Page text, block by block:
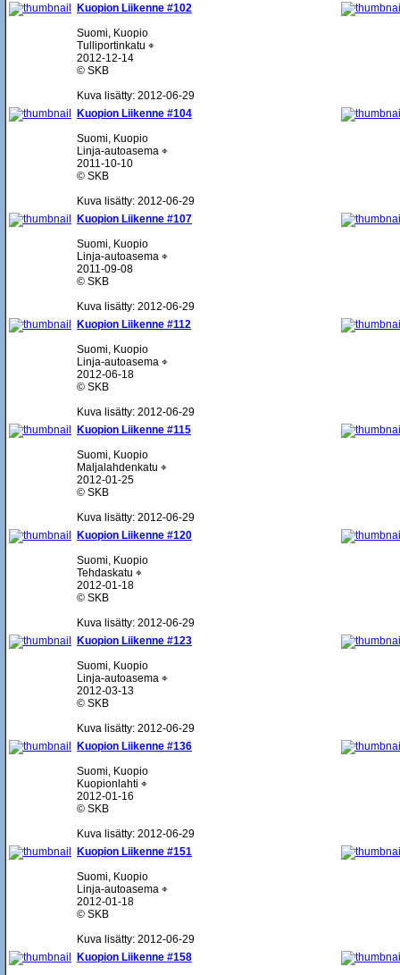
Kuopion Liikenne #102
Suomi, Kuopio
Tulliportinkatu ⌖
2012-12-14
© SKB
Kuva lisätty: 2012-06-29
Kuopion Liikenne #104
Suomi, Kuopio
Linja-autoasema ⌖
2011-10-10
© SKB
Kuva lisätty: 2012-06-29
Kuopion Liikenne #107
Suomi, Kuopio
Linja-autoasema ⌖
2011-09-08
© SKB
Kuva lisätty: 2012-06-29
Kuopion Liikenne #112
Suomi, Kuopio
Linja-autoasema ⌖
2012-06-18
© SKB
Kuva lisätty: 2012-06-29
Kuopion Liikenne #115
Suomi, Kuopio
Maljalahdenkatu ⌖
2012-01-25
© SKB
Kuva lisätty: 2012-06-29
Kuopion Liikenne #120
Suomi, Kuopio
Tehdaskatu ⌖
2012-01-18
© SKB
Kuva lisätty: 2012-06-29
Kuopion Liikenne #123
Suomi, Kuopio
Linja-autoasema ⌖
2012-03-13
© SKB
Kuva lisätty: 2012-06-29
Kuopion Liikenne #136
Suomi, Kuopio
Kuopionlahti ⌖
2012-01-16
© SKB
Kuva lisätty: 2012-06-29
Kuopion Liikenne #151
Suomi, Kuopio
Linja-autoasema ⌖
2012-01-18
© SKB
Kuva lisätty: 2012-06-29
Kuopion Liikenne #158